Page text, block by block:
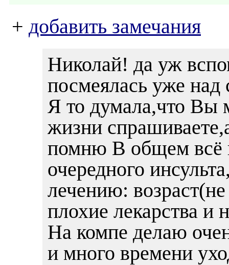
+ добавить замечания
Николай! да уж
посмеялась уже над
Я то думала,что Вы
жизни
помню В общем всё
очередного
лечению:
плохие лекарства и
На компе делаю
и много времени